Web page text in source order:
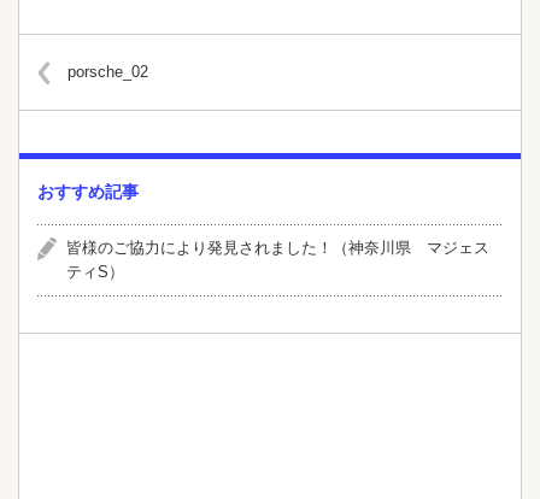
porsche_02
おすすめ記事
皆様のご協力により発見されました！（神奈川県 マジェス
ティS）